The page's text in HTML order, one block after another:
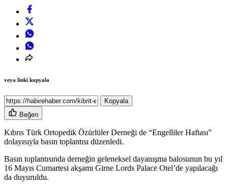
veya linki kopyala
Kopyala
Beğen
Kıbrıs Türk Ortopedik Özürlüler Derneği de “Engelliler Haftası”
dolayısıyla basın toplantısı düzenledi.
Basın toplantısında derneğin geleneksel dayanışma balosunun bu yıl
16 Mayıs Cumartesi akşamı Girne Lords Palace Otel’de yapılacağı
da duyuruldu.